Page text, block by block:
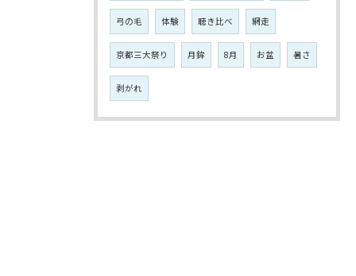
弓の毛 体験 聴き比べ 網走
京都三大祭り 月鉾 8月 お盆 暑さ
剥がれ